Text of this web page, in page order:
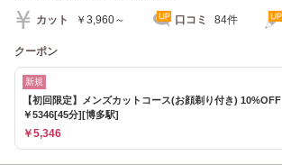
カット ￥3,960～ 口コミ 84件
クーポン
新規
【初回限定】メンズカットコース(お顔剃り付き) 10%OFF
￥5346[45分][博多駅]
￥5,346